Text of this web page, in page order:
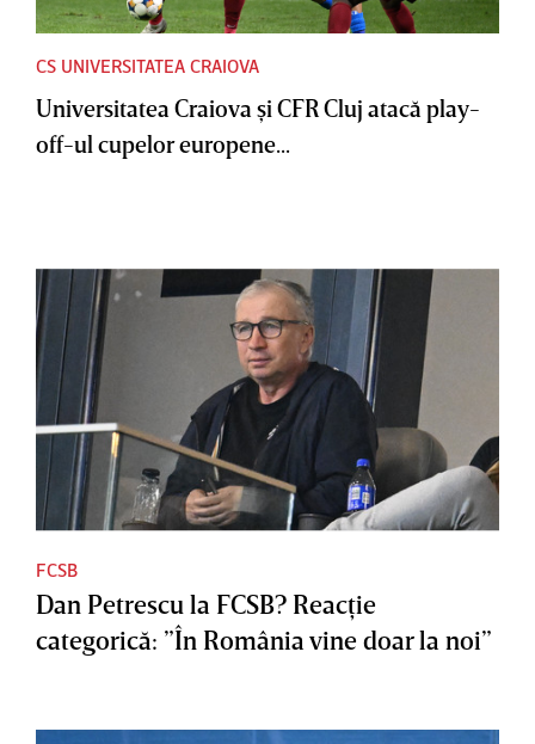
CS UNIVERSITATEA CRAIOVA
Universitatea Craiova şi CFR Cluj atacă play-
off-ul cupelor europene...
FCSB
Dan Petrescu la FCSB? Reacţie
categorică: ”În România vine doar la noi”